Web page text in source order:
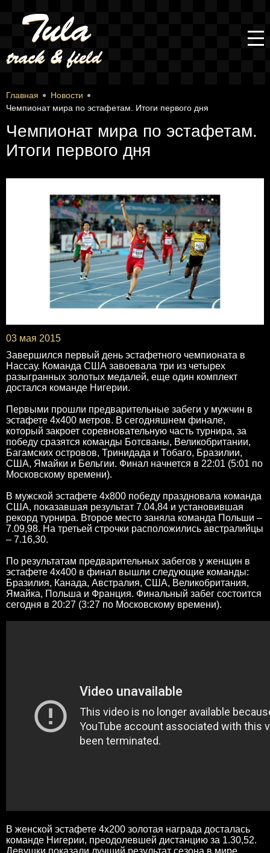
Главная
Новости
Чемпионат мира по эстафетам. Итоги первого дня
Чемпионат мира по эстафетам.
Итоги первого дня
03 мая 2015
Завершился первый день эстафетного чемпионата в
Нассау. Команда США завоевала три из четырех
разыгранных золотых медалей, еще один комплект
достался команде Нигерии.
Первыми прошли предварительные забеги у мужчин в
эстафете 4х400 метров. В сегодняшнем финале,
который закроет соревновательную часть турнира, за
победу сразятся команды Ботсваны, Великобритании,
Багамских островов, Тринидада и Тобаго, Бразилии,
США, Ямайки и Бельгии. Финал начнется в 22:01 (5:01 по
Московскому времени).
В мужской эстафете 4х800 победу праздновала команда
США, показавшая результат 7.04,84 и установившая
рекорд турнира. Второе место заняла команда Польши –
7.09,98. На третьей строчки расположились австралийцы
– 7.16,30.
По результатам предварительных забегов у женщин в
эстафете 4х400 в финал вышли следующие команды:
Бразилия, Канада, Австралия, США, Великобритания,
Ямайка, Польша и Франция. Финальный забег состоится
сегодня в 20:27 (3:27 по Московскому времени).
В женской эстафете 4х200 золотая награда досталась
команде Нигерии, преодолевшей дистанцию за 1.30,52.
Девушки показали лучший результат сезона в мире.